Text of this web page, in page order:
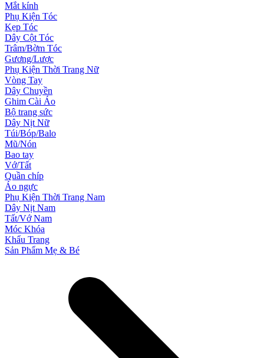
Mắt kính
Phụ Kiện Tóc
Kẹp Tóc
Dây Cột Tóc
Trâm/Bờm Tóc
Gương/Lược
Phụ Kiện Thời Trang Nữ
Vòng Tay
Dây Chuyền
Ghim Cài Áo
Bộ trang sức
Dây Nịt Nữ
Túi/Bóp/Balo
Mũ/Nón
Bao tay
Vớ/Tất
Quần chíp
Áo ngực
Phụ Kiện Thời Trang Nam
Dây Nịt Nam
Tất/Vớ Nam
Móc Khóa
Khẩu Trang
Sản Phẩm Mẹ & Bé